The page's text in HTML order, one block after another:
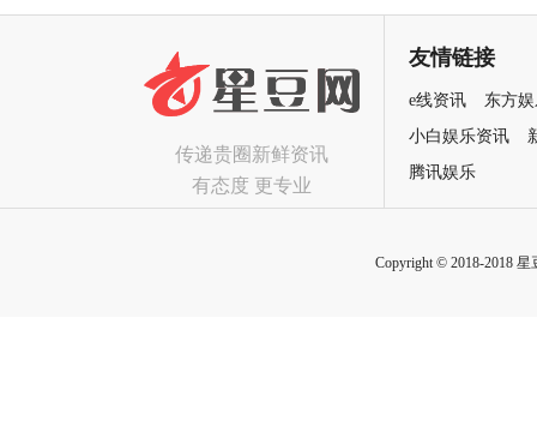
传递贵圈新鲜资讯
有态度 更专业
友情链接
e线资讯
东方
小白娱乐资讯
腾讯娱乐
Copyright © 2018-2018